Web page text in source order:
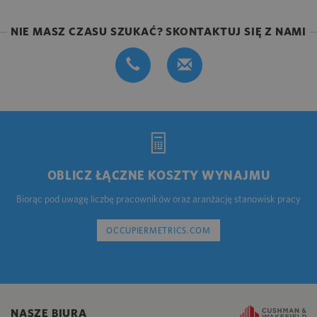
NIE MASZ CZASU SZUKAĆ? SKONTAKTUJ SIĘ Z NAMI
OBLICZ ŁĄCZNE KOSZTY WYNAJMU
Biorąc pod uwagę liczbę pracowników oraz aranżację stanowisk pracy
OCCUPIERMETRICS.COM
NASZE BIURA